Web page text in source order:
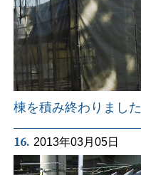
棟を積み終わりました
16. 2013年03月05日